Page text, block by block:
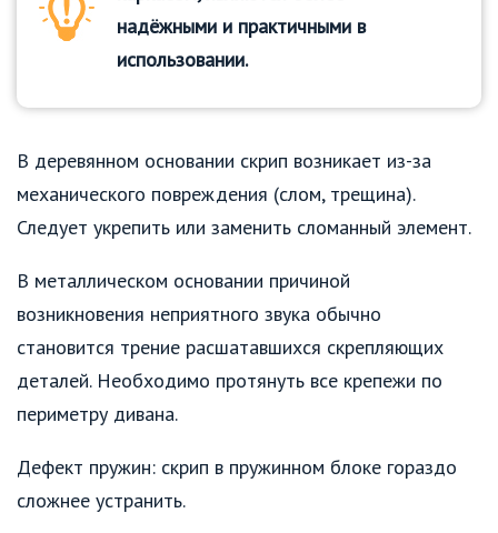
надёжными и практичными в
использовании.
В деревянном основании скрип возникает из-за
механического повреждения (слом, трещина).
Следует укрепить или заменить сломанный элемент.
В металлическом основании причиной
возникновения неприятного звука обычно
становится трение расшатавшихся скрепляющих
деталей. Необходимо протянуть все крепежи по
периметру дивана.
Дефект пружин: скрип в пружинном блоке гораздо
сложнее устранить.